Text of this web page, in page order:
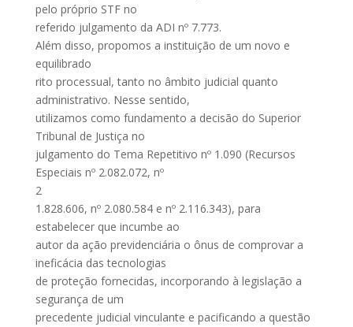
pelo próprio STF no
referido julgamento da ADI nº 7.773.
Além disso, propomos a instituição de um novo e
equilibrado
rito processual, tanto no âmbito judicial quanto
administrativo. Nesse sentido,
utilizamos como fundamento a decisão do Superior
Tribunal de Justiça no
julgamento do Tema Repetitivo nº 1.090 (Recursos
Especiais nº 2.082.072, nº
2
1.828.606, nº 2.080.584 e nº 2.116.343), para
estabelecer que incumbe ao
autor da ação previdenciária o ônus de comprovar a
ineficácia das tecnologias
de proteção fornecidas, incorporando à legislação a
segurança de um
precedente judicial vinculante e pacificando a questão